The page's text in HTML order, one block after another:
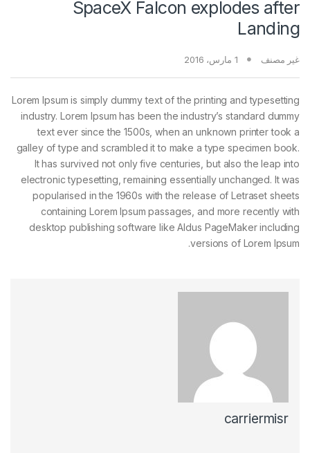
SpaceX Falcon explodes after
Landing
غير مصنف 1 مارس، 2016
Lorem Ipsum is simply dummy text of the printing and typesetting
industry. Lorem Ipsum has been the industry’s standard dummy
text ever since the 1500s, when an unknown printer took a
galley of type and scrambled it to make a type specimen book.
It has survived not only five centuries, but also the leap into
electronic typesetting, remaining essentially unchanged. It was
popularised in the 1960s with the release of Letraset sheets
containing Lorem Ipsum passages, and more recently with
desktop publishing software like Aldus PageMaker including
versions of Lorem Ipsum.
carriermisr